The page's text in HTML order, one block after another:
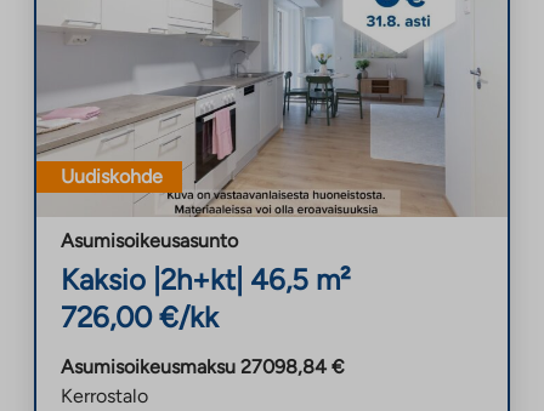
Uudiskohde
Asumisoikeusasunto
Kaksio 2h+kt| 46,5 m²
726,00 €/kk
Asumisoikeusmaksu 27098,84 €
Kerrostalo